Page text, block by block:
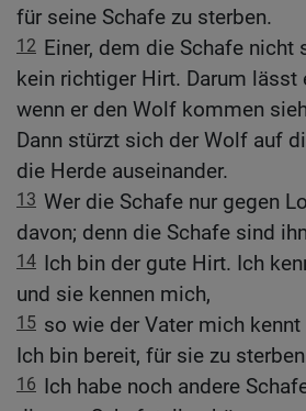
für seine Schafe zu sterben.
12 Einer, dem die Schafe nicht
kein richtiger Hirt. Darum lässt
wenn er den Wolf kommen
Dann stürzt sich der Wolf auf
die Herde auseinander.
13 Wer die Schafe nur gegen
davon; denn die Schafe sind
14 Ich bin der gute Hirt. Ich
und sie kennen mich,
15 so wie der Vater mich
Ich bin bereit, für sie zu
16 Ich habe noch andere